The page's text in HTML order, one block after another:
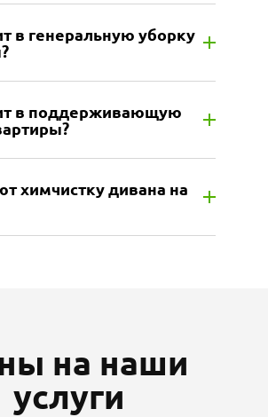
в генеральную уборку
в поддерживающую
химчистку дивана на
на наши
услуги